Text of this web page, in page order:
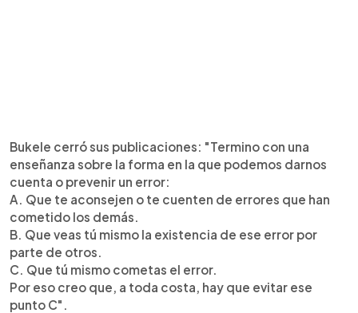
Bukele cerró sus publicaciones: "Termino con una
enseñanza sobre la forma en la que podemos darnos
cuenta o prevenir un error:
A. Que te aconsejen o te cuenten de errores que han
cometido los demás.
B. Que veas tú mismo la existencia de ese error por
parte de otros.
C. Que tú mismo cometas el error.
Por eso creo que, a toda costa, hay que evitar ese
punto C".